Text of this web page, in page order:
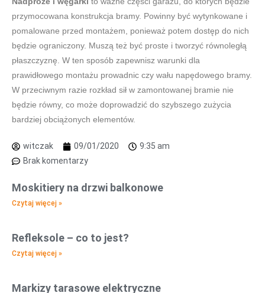
przymocowana konstrukcja bramy. Powinny być wytynkowane i
pomalowane przed montażem, ponieważ potem dostęp do nich
będzie ograniczony. Muszą też być proste i tworzyć równoległą
płaszczyznę. W ten sposób zapewnisz warunki dla
prawidłowego montażu prowadnic czy wału napędowego bramy.
W przeciwnym razie rozkład sił w zamontowanej bramie nie
będzie równy, co może doprowadzić do szybszego zużycia
bardziej obciążonych elementów.
witczak 09/01/2020
9:35 am
Brak komentarzy
Moskitiery na drzwi balkonowe
Czytaj więcej »
Refleksole – co to jest?
Czytaj więcej »
Markizy tarasowe elektryczne